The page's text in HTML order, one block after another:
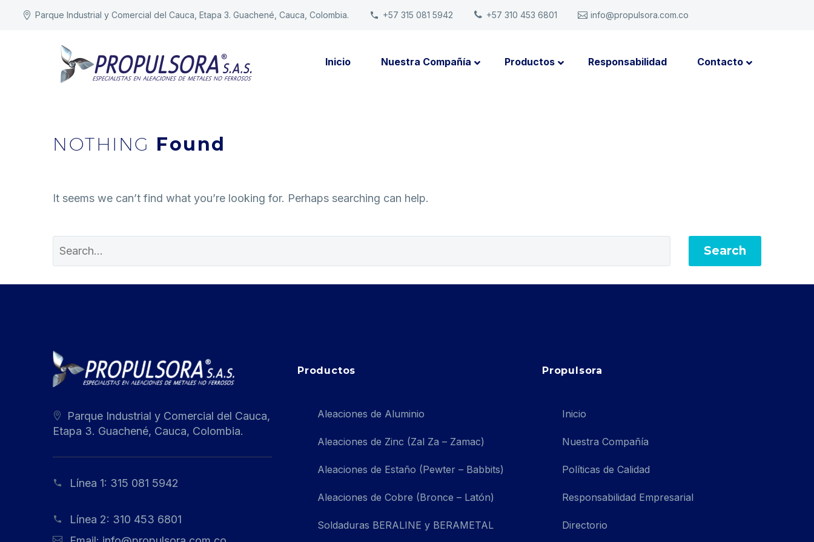
Parque Industrial y Comercial del Cauca, Etapa 3. Guachené, Cauca, Colombia. +57 315 081 5942 +57 310 453 6801 info@propulsora.com.co
Inicio Nuestra Compañía Productos Responsabilidad Contacto
NOTHING Found
It seems we can’t find what you’re looking for. Perhaps searching can help.
Search
Parque Industrial y Comercial del Cauca,
Etapa 3. Guachené, Cauca, Colombia.
Línea 1: 315 081 5942
Línea 2: 310 453 6801
Productos
Aleaciones de Aluminio
Aleaciones de Zinc (Zal Za – Zamac)
Aleaciones de Estaño (Pewter – Babbits)
Aleaciones de Cobre (Bronce – Latón)
Soldaduras BERALINE y BERAMETAL
Propulsora
Inicio
Nuestra Compañía
Políticas de Calidad
Responsabilidad Empresarial
Directorio